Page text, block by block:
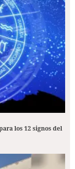
los 12 signos del